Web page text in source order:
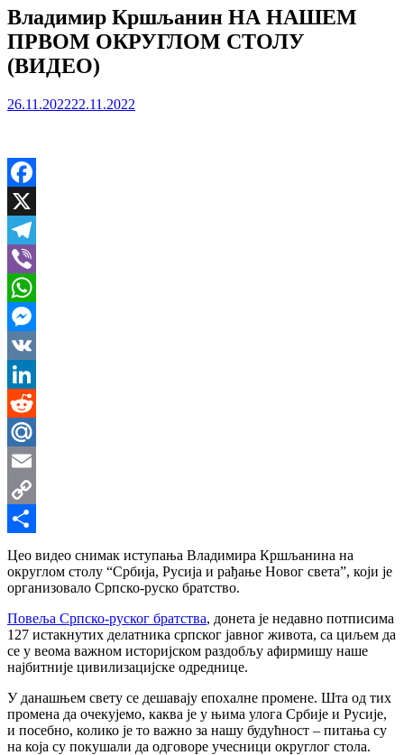
Владимир Кршљанин НА НАШЕМ
ПРВОМ ОКРУГЛОМ СТОЛУ
(ВИДЕО)
26.11.202222.11.2022
Facebook
X
Telegram
Viber
WhatsApp
Messenger
VK
LinkedIn
Reddit
Mail.Ru
Email
Copy
Link
Share
Цео видео снимак иступања Владимира Кршљанина на
округлом столу “Србија, Русија и рађање Новог света”, који је
организовало Српско-руско братство.
Повеља Српско-руског братства, донета је недавно потписима
127 истакнутих делатника српског јавног живота, са циљем да
се у веома важном историјском раздобљу афирмишу наше
најбитније цивилизацијске одреднице.
У данашњем свету се дешавају епохалне промене. Шта од тих
промена да очекујемо, каква је у њима улога Србије и Русије,
и посебно, колико је то важно за нашу будућност – питања су
на која су покушали да одговоре учесници округлог стола.